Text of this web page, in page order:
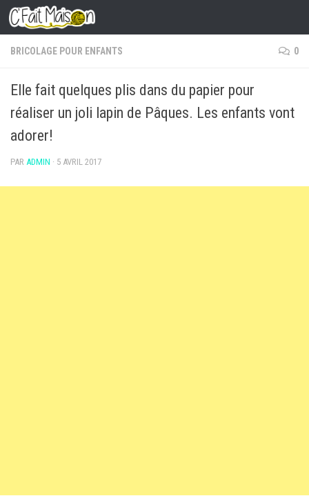
Skip to content
BRICOLAGE POUR ENFANTS 0
Elle fait quelques plis dans du papier pour
réaliser un joli lapin de Pâques. Les enfants vont
adorer!
PAR ADMIN · 5 AVRIL 2017